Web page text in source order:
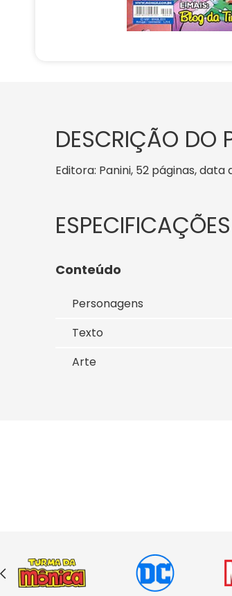
DESCRIÇÃO DO
Editora: Panini, 52 páginas, data
Conteúdo
Personagens
Texto
Arte